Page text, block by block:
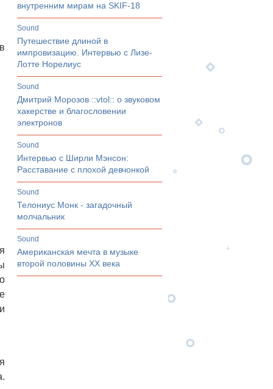
внутренним мирам на SKIF-18
sound
Путешествие длиной в
импровизацию. Интервью с Лизе-
Лотте Норелиус
sound
Дмитрий Морозов ::vtol:: о звуковом
хакерстве и благословении
электронов
sound
Интервью с Ширли Мэнсон:
Расставание с плохой девчонкой
sound
Телониус Монк - загадочный
молчальник
sound
Американская мечта в музыке
второй половины ХХ века